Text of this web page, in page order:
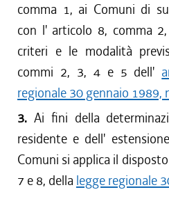
comma 1, ai Comuni di
con l' articolo 8, comma
criteri e le modalità
commi 2, 3, 4 e 5 dell'
regionale 30 gennaio 1989,
3. Ai fini della
residente e dell'
Comuni si applica il
7 e 8, della legge regionale